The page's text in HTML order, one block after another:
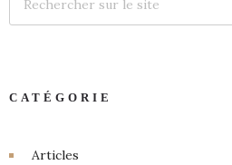
CATÉGORIE
Articles